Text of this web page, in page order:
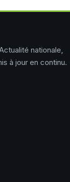
nationale,
à jour en continu.